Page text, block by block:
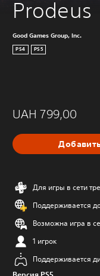
Prodeus
Good Games Group, Inc.
PS4 PS5
UAH 799,00
Для игры в сети
Поддерживается
Возможна игра в
1 игрок
Поддерживается